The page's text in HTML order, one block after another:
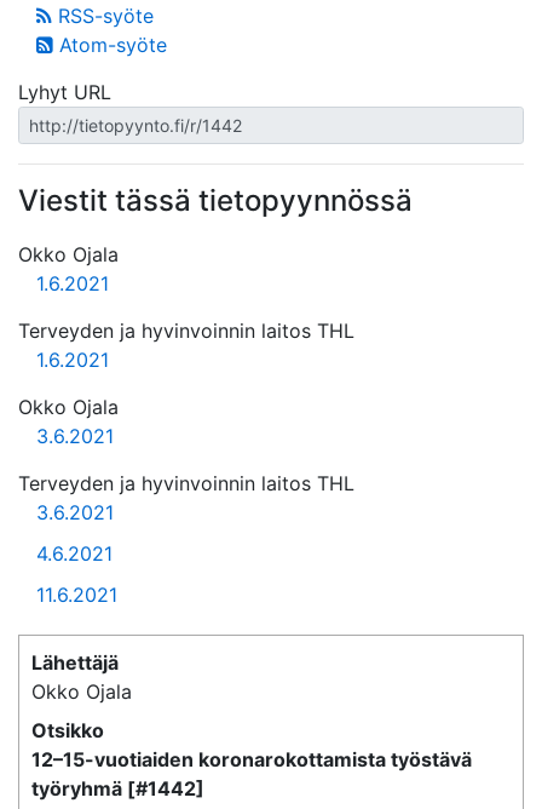
RSS-syöte
Atom-syöte
Lyhyt URL
Viestit tässä tietopyynnössä
Okko Ojala
1.6.2021
Terveyden ja hyvinvoinnin laitos THL
1.6.2021
Okko Ojala
3.6.2021
Terveyden ja hyvinvoinnin laitos THL
3.6.2021
4.6.2021
11.6.2021
Lähettäjä
Okko Ojala
Otsikko
12–15-vuotiaiden koronarokottamista työstävä
työryhmä [#1442]